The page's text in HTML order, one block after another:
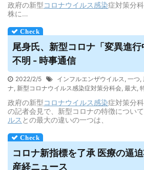
政府の新型コロナウイルス感染症対策分
株に…
尾身氏、新型コロナ「変異進
不明 - 時事通信
2022/2/5 インフルエンザウイルス, 一つ,
ナ, 新型コロナウイルス感染症対策分科会, 最大,
政府の新型コロナウイルス感染症対策分
の記者会見で、新型コロナの特徴につい
ルス との最大の違いの一つは、
コロナ新指標を了承 医療の逼
産経ニュース